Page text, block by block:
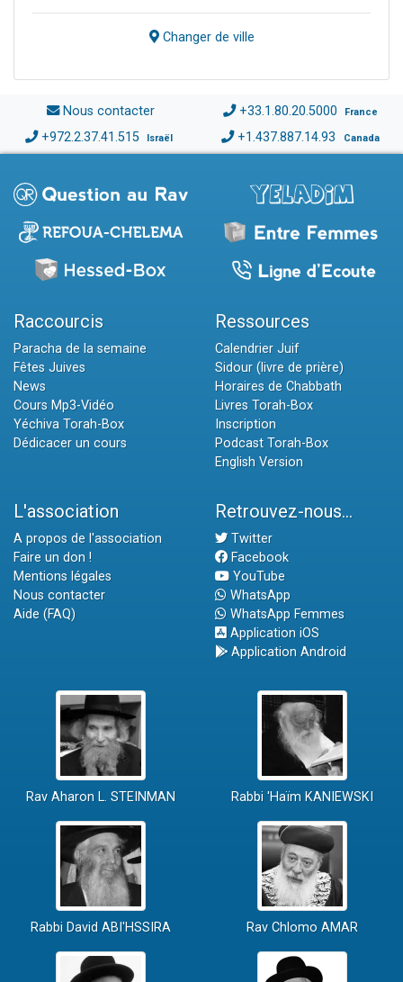
Changer de ville
Nous contacter +33.1.80.20.5000 France
+972.2.37.41.515 Israël +1.437.887.14.93 Canada
Raccourcis
Paracha de la semaine
Fêtes Juives
News
Cours Mp3-Vidéo
Yéchiva Torah-Box
Dédicacer un cours
Ressources
Calendrier Juif
Sidour (livre de prière)
Horaires de Chabbath
Livres Torah-Box
Inscription
Podcast Torah-Box
English Version
L'association
A propos de l'association
Faire un don !
Mentions légales
Nous contacter
Aide (FAQ)
Retrouvez-nous...
Twitter
Facebook
YouTube
WhatsApp
WhatsApp Femmes
Application iOS
Application Android
Rav Aharon L. STEINMAN Rabbi 'Haïm KANIEWSKI
Rabbi David ABI'HSSIRA Rav Chlomo AMAR